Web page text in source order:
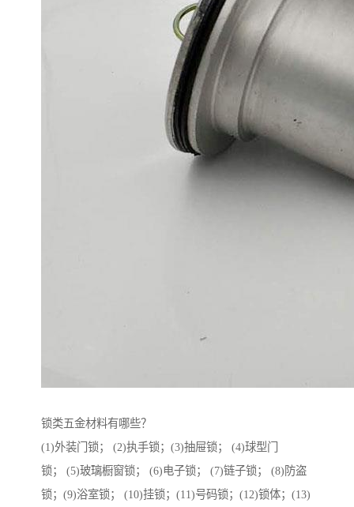
锁类五金材料有哪些？
(1)外装门锁； (2)执手锁；(3)抽屉锁； (4)球型门
锁； (5)玻璃橱窗锁； (6)电子锁； (7)链子锁； (8)防盗
锁；(9)浴室锁； (10)挂锁；(11)号码锁；(12)锁体；(13)